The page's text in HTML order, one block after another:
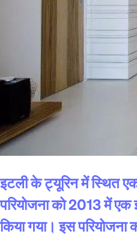
इटली के ट्यूरिन में स्थित
परियोजना को 2013 में एक
किया गया। इस परियोजना